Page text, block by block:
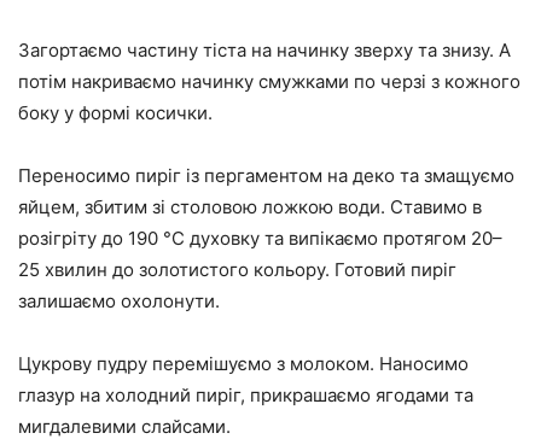
Загортаємо частину тіста на начинку зверху та знизу. А
потім накриваємо начинку смужками по черзі з кожного
боку у формі косички.
Переносимо пиріг із пергаментом на деко та змащуємо
яйцем, збитим зі столовою ложкою води. Ставимо в
розігріту до 190 °С духовку та випікаємо протягом 20–
25 хвилин до золотистого кольору. Готовий пиріг
залишаємо охолонути.
Цукрову пудру перемішуємо з молоком. Наносимо
глазур на холодний пиріг, прикрашаємо ягодами та
мигдалевими слайсами.